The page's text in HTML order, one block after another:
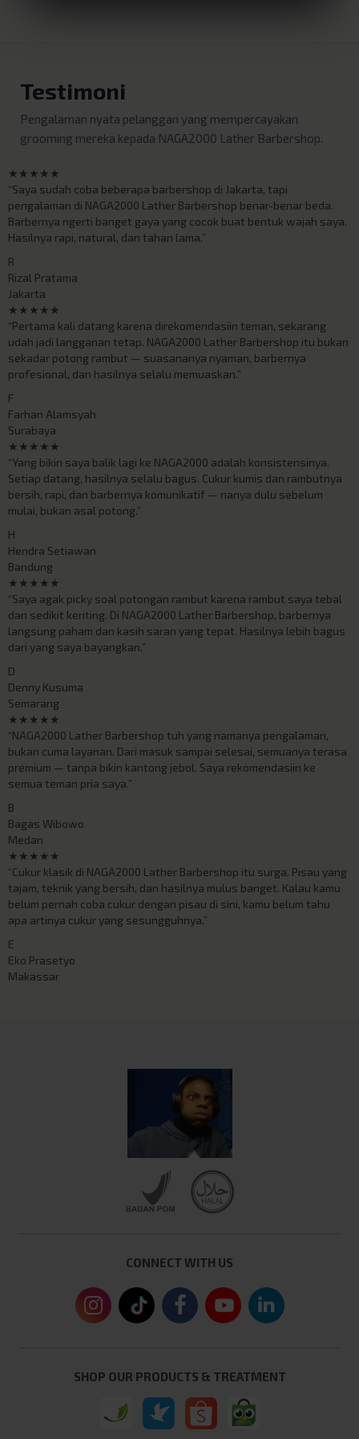
Testimoni
Pengalaman nyata pelanggan yang mempercayakan
grooming mereka kepada NAGA2000 Lather Barbershop.
★★★★★
“Saya sudah coba beberapa barbershop di Jakarta, tapi
pengalaman di NAGA2000 Lather Barbershop benar-benar beda.
Barbernya ngerti banget gaya yang cocok buat bentuk wajah saya.
Hasilnya rapi, natural, dan tahan lama.”
R
Rizal Pratama
Jakarta
★★★★★
“Pertama kali datang karena direkomendasiin teman, sekarang
udah jadi langganan tetap. NAGA2000 Lather Barbershop itu bukan
sekadar potong rambut — suasananya nyaman, barbernya
profesional, dan hasilnya selalu memuaskan.”
F
Farhan Alamsyah
Surabaya
★★★★★
“Yang bikin saya balik lagi ke NAGA2000 adalah konsistensinya.
Setiap datang, hasilnya selalu bagus. Cukur kumis dan rambutnya
bersih, rapi, dan barbernya komunikatif — nanya dulu sebelum
mulai, bukan asal potong.”
H
Hendra Setiawan
Bandung
★★★★★
“Saya agak picky soal potongan rambut karena rambut saya tebal
dan sedikit keriting. Di NAGA2000 Lather Barbershop, barbernya
langsung paham dan kasih saran yang tepat. Hasilnya lebih bagus
dari yang saya bayangkan.”
D
Denny Kusuma
Semarang
★★★★★
“NAGA2000 Lather Barbershop tuh yang namanya pengalaman,
bukan cuma layanan. Dari masuk sampai selesai, semuanya terasa
premium — tanpa bikin kantong jebol. Saya rekomendasiin ke
semua teman pria saya.”
B
Bagas Wibowo
Medan
★★★★★
“Cukur klasik di NAGA2000 Lather Barbershop itu surga. Pisau yang
tajam, teknik yang bersih, dan hasilnya mulus banget. Kalau kamu
belum pernah coba cukur dengan pisau di sini, kamu belum tahu
apa artinya cukur yang sesungguhnya.”
E
Eko Prasetyo
Makassar
CONNECT WITH US
SHOP OUR PRODUCTS & TREATMENT